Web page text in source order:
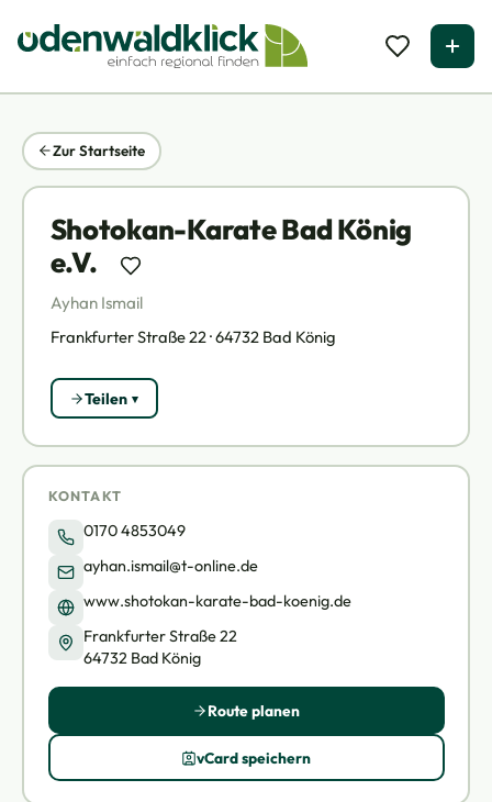
Zur Startseite
Shotokan-Karate Bad König
e.V.
Ayhan Ismail
Frankfurter Straße 22 · 64732 Bad König
Teilen
KONTAKT
0170 4853049
ayhan.ismail@t-online.de
www.shotokan-karate-bad-koenig.de
Frankfurter Straße 22
64732 Bad König
Route planen
vCard speichern